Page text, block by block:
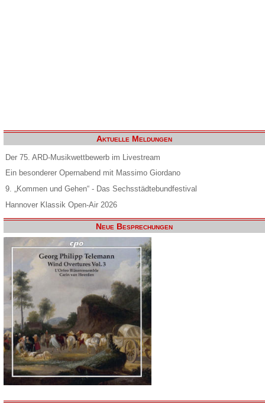
Aktuelle Meldungen
Der 75. ARD-Musikwettbewerb im Livestream
Ein besonderer Opernabend mit Massimo Giordano
9. „Kommen und Gehen“ - Das Sechsstädtebundfestival
Hannover Klassik Open-Air 2026
Neue Besprechungen